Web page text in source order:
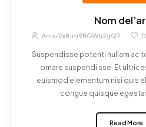
Nom
Anis-Vx8Jm98GWh2gQ2 0
Suspendisse potenti nullam ac
ornare suspendi sse. Et
euismod elementum nisi quis
congue quisque egestas
Read More